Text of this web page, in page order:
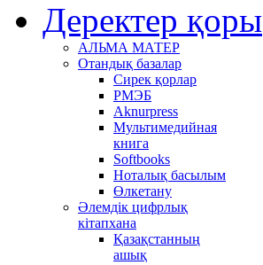
Деректер қоры
АЛЬМА МАТЕР
Отандық базалар
Сирек қорлар
РМЭБ
Аknurpress
Мультимедийная
книга
Softbooks
Ноталық басылым
Өлкетану
Әлемдік цифрлық
кітапхана
Қазақстанның
ашық